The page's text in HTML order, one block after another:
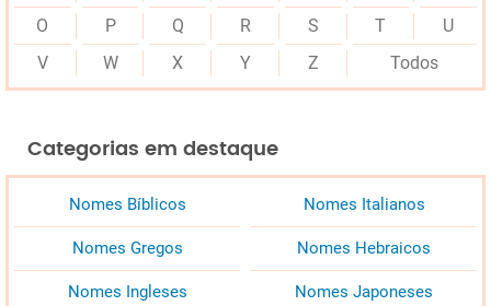
O
P Q R S T
U
V
W X Y Z Todos
Categorias em destaque
Nomes Bíblicos Nomes Italianos
Nomes Gregos Nomes Hebraicos
Nomes Ingleses Nomes Japoneses